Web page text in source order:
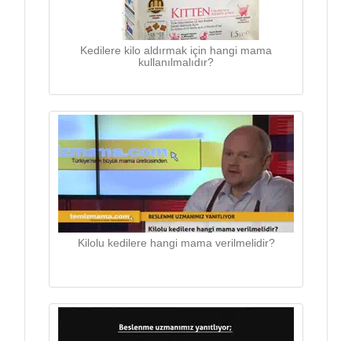
Kedilere kilo aldırmak için hangi mama
kullanılmalıdır?
Kilolu kedilere hangi mama verilmelidir?